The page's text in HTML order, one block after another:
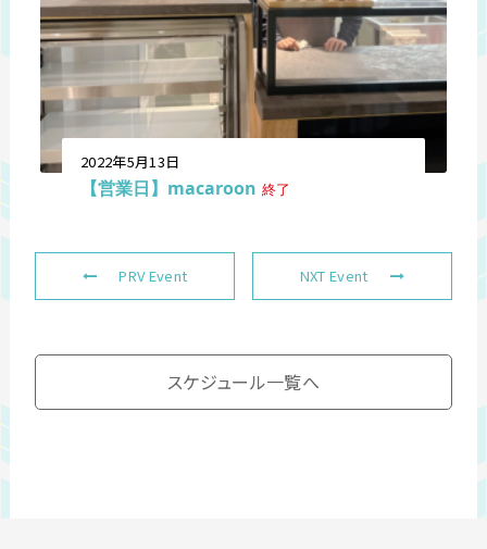
2022年5月13日
【営業日】macaroon 終了
PRV Event NXT Event
スケジュール一覧へ